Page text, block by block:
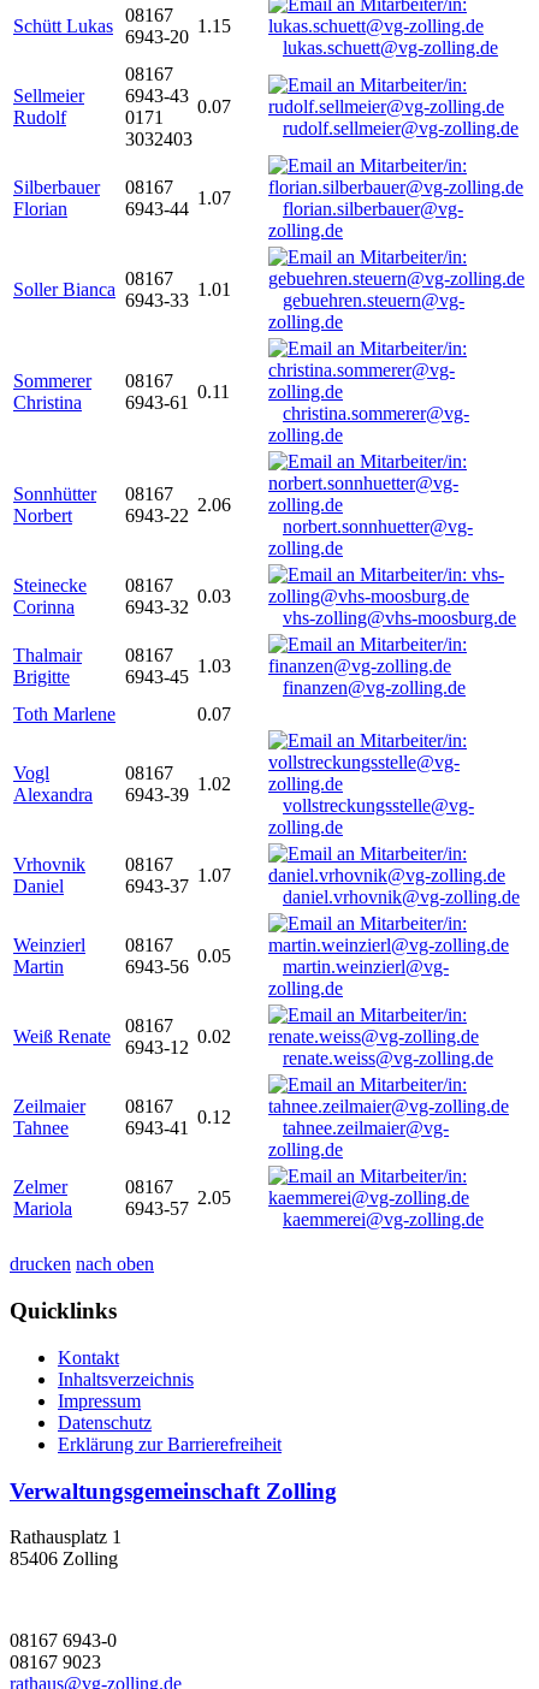
Schütt Lukas
08167
6943-20
1.15
lukas.schuett@vg-zolling.de
Sellmeier
Rudolf
08167
6943-43
0171
3032403
0.07
rudolf.sellmeier@vg-zolling.de
Silberbauer
Florian
08167
6943-44
1.07
florian.silberbauer@vg-
zolling.de
Soller Bianca
08167
6943-33
1.01
gebuehren.steuern@vg-
zolling.de
Sommerer
Christina
08167
6943-61
0.11
christina.sommerer@vg-
zolling.de
Sonnhütter
Norbert
08167
6943-22
2.06
norbert.sonnhuetter@vg-
zolling.de
Steinecke
Corinna
08167
6943-32
0.03
vhs-zolling@vhs-moosburg.de
Thalmair
Brigitte
08167
6943-45
1.03
finanzen@vg-zolling.de
Toth Marlene
0.07
Vogl
Alexandra
08167
6943-39
1.02
vollstreckungsstelle@vg-
zolling.de
Vrhovnik
Daniel
08167
6943-37
1.07
daniel.vrhovnik@vg-zolling.de
Weinzierl
Martin
08167
6943-56
0.05
martin.weinzierl@vg-
zolling.de
Weiß Renate
08167
6943-12
0.02
renate.weiss@vg-zolling.de
Zeilmaier
Tahnee
08167
6943-41
0.12
tahnee.zeilmaier@vg-
zolling.de
Zelmer
Mariola
08167
6943-57
2.05
kaemmerei@vg-zolling.de
drucken nach oben
Quicklinks
Kontakt
Inhaltsverzeichnis
Impressum
Datenschutz
Erklärung zur Barrierefreiheit
Verwaltungsgemeinschaft Zolling
Rathausplatz 1
85406 Zolling
08167 6943-0
08167 9023
rathaus@vg-zolling.de